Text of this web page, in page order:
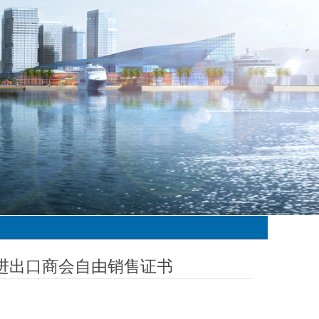
出口商会自由销售证书